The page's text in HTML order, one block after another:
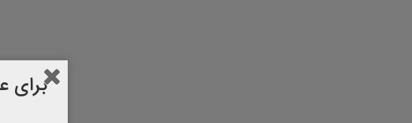
برای